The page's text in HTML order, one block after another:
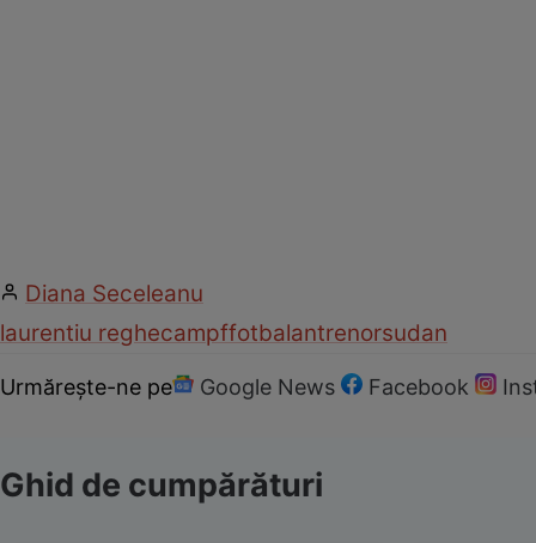
Diana Seceleanu
laurentiu reghecampffotbalantrenorsudan
Urmărește-ne pe Google News Facebook
Ghid de cumpărături